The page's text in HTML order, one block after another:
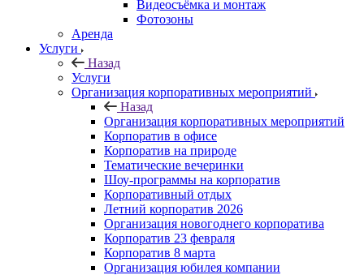
Видеосъёмка и монтаж
Фотозоны
Аренда
Услуги
Назад
Услуги
Организация корпоративных мероприятий
Назад
Организация корпоративных мероприятий
Корпоратив в офисе
Корпоратив на природе
Тематические вечеринки
Шоу-программы на корпоратив
Корпоративный отдых
Летний корпоратив 2026
Организация новогоднего корпоратива
Корпоратив 23 февраля
Корпоратив 8 марта
Организация юбилея компании